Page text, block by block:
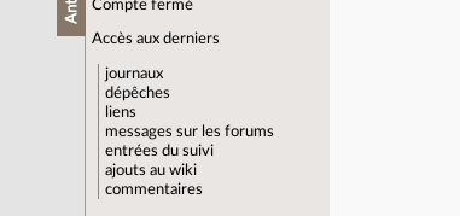
Compte fermé
Accès aux derniers
journaux
dépêches
liens
messages sur les forums
entrées du suivi
ajouts au wiki
commentaires